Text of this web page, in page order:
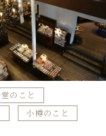
のこと
小樽のこと